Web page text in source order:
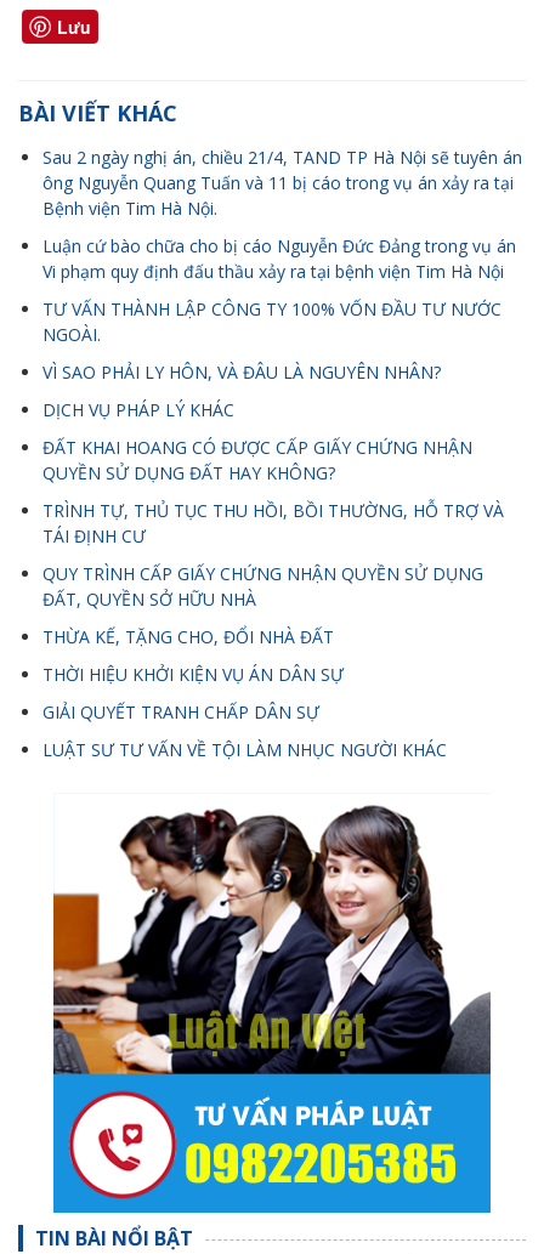
Lưu
BÀI VIẾT KHÁC
Sau 2 ngày nghị án, chiều 21/4, TAND TP Hà Nội sẽ tuyên án
ông Nguyễn Quang Tuấn và 11 bị cáo trong vụ án xảy ra tại
Bệnh viện Tim Hà Nội.
Luận cứ bào chữa cho bị cáo Nguyễn Đức Đảng trong vụ án
Vi phạm quy định đấu thầu xảy ra tại bệnh viện Tim Hà Nội
TƯ VẤN THÀNH LẬP CÔNG TY 100% VỐN ĐẦU TƯ NƯỚC
NGOÀI.
VÌ SAO PHẢI LY HÔN, VÀ ĐÂU LÀ NGUYÊN NHÂN?
DỊCH VỤ PHÁP LÝ KHÁC
ĐẤT KHAI HOANG CÓ ĐƯỢC CẤP GIẤY CHỨNG NHẬN
QUYỀN SỬ DỤNG ĐẤT HAY KHÔNG?
TRÌNH TỰ, THỦ TỤC THU HỒI, BỒI THƯỜNG, HỖ TRỢ VÀ
TÁI ĐỊNH CƯ
QUY TRÌNH CẤP GIẤY CHỨNG NHẬN QUYỀN SỬ DỤNG
ĐẤT, QUYỀN SỞ HỮU NHÀ
THỪA KẾ, TẶNG CHO, ĐỔI NHÀ ĐẤT
THỜI HIỆU KHỞI KIỆN VỤ ÁN DÂN SỰ
GIẢI QUYẾT TRANH CHẤP DÂN SỰ
LUẬT SƯ TƯ VẤN VỀ TỘI LÀM NHỤC NGƯỜI KHÁC
TIN BÀI NỔI BẬT